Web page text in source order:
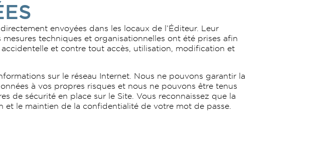
envoyées dans les locaux de l’Éditeur. Leur
techniques et organisationnelles ont été prises afin
et contre tout accès, utilisation, modification et
sur le réseau Internet. Nous ne pouvons garantir la
à vos propres risques et nous ne pouvons être tenus
de sécurité en place sur le Site. Vous reconnaissez que la
le maintien de la confidentialité de votre mot de passe.